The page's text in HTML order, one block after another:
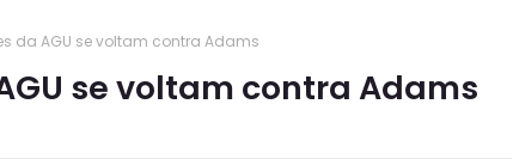
da AGU se voltam contra Adams
se voltam contra Adams